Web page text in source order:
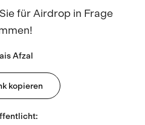
für Airdrop in Frage
Afzal
kopieren
: